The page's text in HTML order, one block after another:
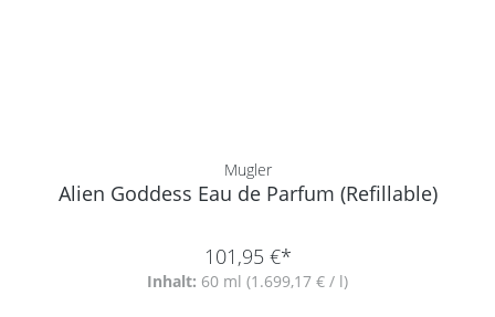
Mugler
Alien Goddess Eau de Parfum (Refillable)
101,95 €*
Inhalt: 60 ml (1.699,17 € / l)